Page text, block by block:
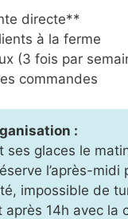
directe**
à la ferme
(3 fois par
commandes
:
ses glaces le
l’après-midi
impossible de
après 14h avec la